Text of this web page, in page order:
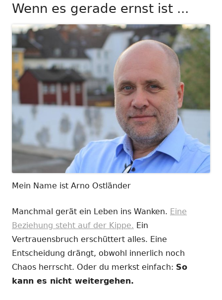
Wenn es gerade ernst ist ...
Mein Name ist Arno Ostländer
Manchmal gerät ein Leben ins Wanken. Eine
Beziehung steht auf der Kippe. Ein
Vertrauensbruch erschüttert alles. Eine
Entscheidung drängt, obwohl innerlich noch
Chaos herrscht. Oder du merkst einfach: So
kann es nicht weitergehen.